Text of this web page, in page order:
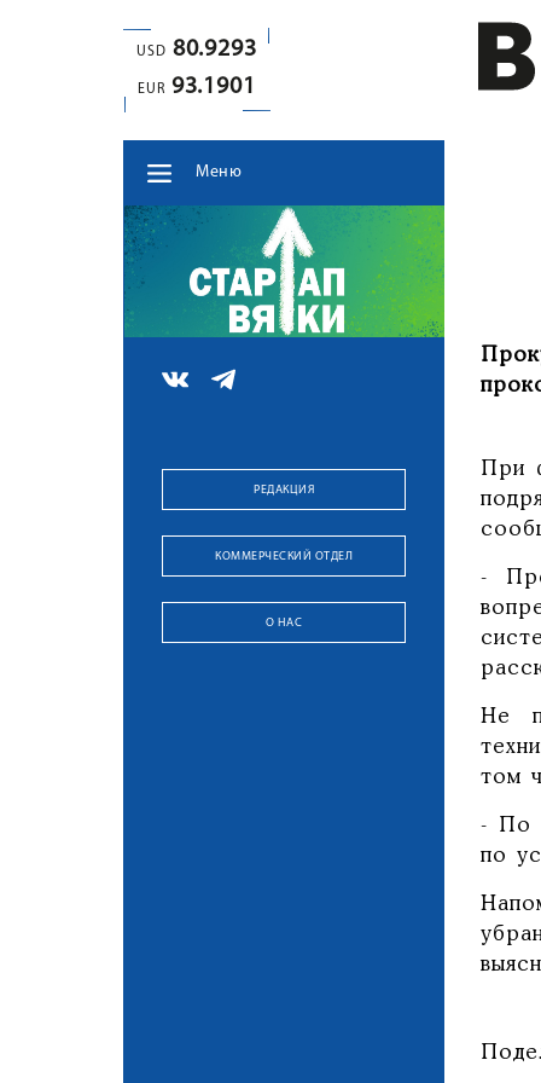
USD 80.9293
EUR 93.1901
Меню
РЕДАКЦИЯ
КОММЕРЧЕСКИЙ ОТДЕЛ
О НАС
При
-
Не
том
- По
по